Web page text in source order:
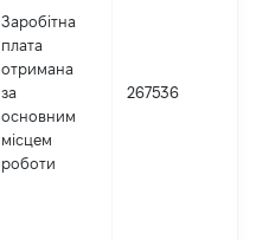
Заробітна
плата
отримана
за
основним
місцем
роботи
267536